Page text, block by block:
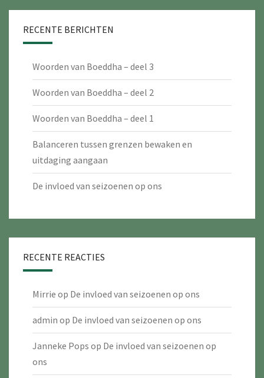
RECENTE BERICHTEN
Woorden van Boeddha – deel 3
Woorden van Boeddha – deel 2
Woorden van Boeddha – deel 1
Balanceren tussen grenzen bewaken en
uitdaging aangaan
De invloed van seizoenen op ons
RECENTE REACTIES
Mirrie op De invloed van seizoenen op ons
admin op De invloed van seizoenen op ons
Janneke Pops op De invloed van seizoenen op
ons